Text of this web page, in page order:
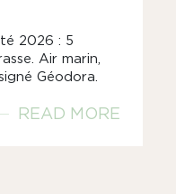
2026 : 5
Air marin,
Géodora.
READ MORE